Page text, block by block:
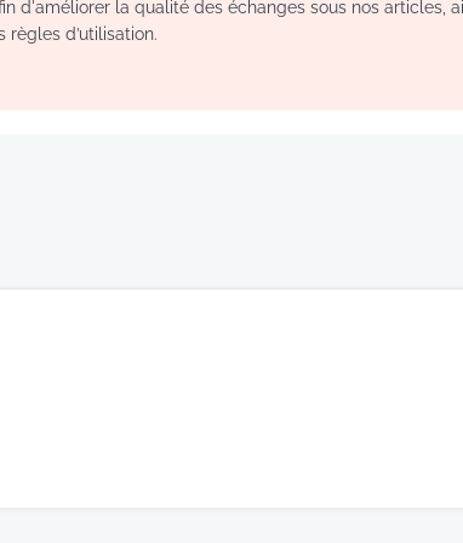
d'améliorer la qualité des échanges sous nos articles,
d’utilisation.